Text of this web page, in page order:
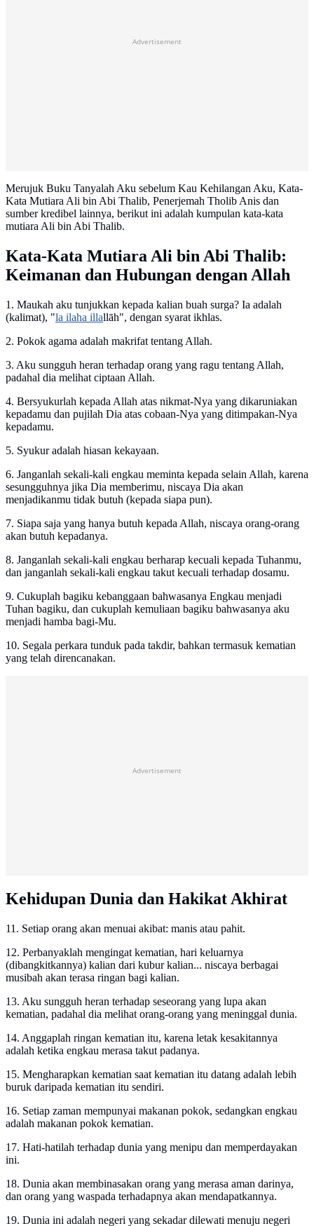
Advertisement
Merujuk Buku Tanyalah Aku sebelum Kau Kehilangan Aku, Kata-
Kata Mutiara Ali bin Abi Thalib, Penerjemah Tholib Anis dan
sumber kredibel lainnya, berikut ini adalah kumpulan kata-kata
mutiara Ali bin Abi Thalib.
Kata-Kata Mutiara Ali bin Abi Thalib:
Keimanan dan Hubungan dengan Allah
1. Maukah aku tunjukkan kepada kalian buah surga? Ia adalah
(kalimat), "la ilaha illallāh", dengan syarat ikhlas.
2. Pokok agama adalah makrifat tentang Allah.
3. Aku sungguh heran terhadap orang yang ragu tentang Allah,
padahal dia melihat ciptaan Allah.
4. Bersyukurlah kepada Allah atas nikmat-Nya yang dikaruniakan
kepadamu dan pujilah Dia atas cobaan-Nya yang ditimpakan-Nya
kepadamu.
5. Syukur adalah hiasan kekayaan.
6. Janganlah sekali-kali engkau meminta kepada selain Allah, karena
sesungguhnya jika Dia memberimu, niscaya Dia akan
menjadikanmu tidak butuh (kepada siapa pun).
7. Siapa saja yang hanya butuh kepada Allah, niscaya orang-orang
akan butuh kepadanya.
8. Janganlah sekali-kali engkau berharap kecuali kepada Tuhanmu,
dan janganlah sekali-kali engkau takut kecuali terhadap dosamu.
9. Cukuplah bagiku kebanggaan bahwasanya Engkau menjadi
Tuhan bagiku, dan cukuplah kemuliaan bagiku bahwasanya aku
menjadi hamba bagi-Mu.
10. Segala perkara tunduk pada takdir, bahkan termasuk kematian
yang telah direncanakan.
Advertisement
Kehidupan Dunia dan Hakikat Akhirat
11. Setiap orang akan menuai akibat: manis atau pahit.
12. Perbanyaklah mengingat kematian, hari keluarnya
(dibangkitkannya) kalian dari kubur kalian... niscaya berbagai
musibah akan terasa ringan bagi kalian.
13. Aku sungguh heran terhadap seseorang yang lupa akan
kematian, padahal dia melihat orang-orang yang meninggal dunia.
14. Anggaplah ringan kematian itu, karena letak kesakitannya
adalah ketika engkau merasa takut padanya.
15. Mengharapkan kematian saat kematian itu datang adalah lebih
buruk daripada kematian itu sendiri.
16. Setiap zaman mempunyai makanan pokok, sedangkan engkau
adalah makanan pokok kematian.
17. Hati-hatilah terhadap dunia yang menipu dan memperdayakan
ini.
18. Dunia akan membinasakan orang yang merasa aman darinya,
dan orang yang waspada terhadapnya akan mendapatkannya.
19. Dunia ini adalah negeri yang sekadar dilewati menuju negeri